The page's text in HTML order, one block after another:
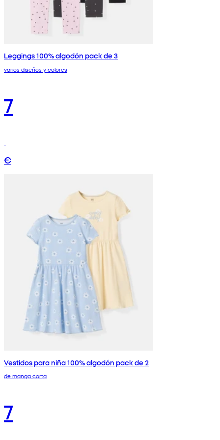
Leggings 100% algodón pack de 3
varios diseños y colores
7
€
Vestidos para niña 100% algodón pack de 2
de manga corta
7